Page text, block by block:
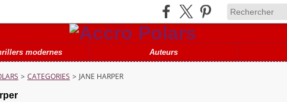
modernes Auteurs
> CATEGORIES > JANE HARPER